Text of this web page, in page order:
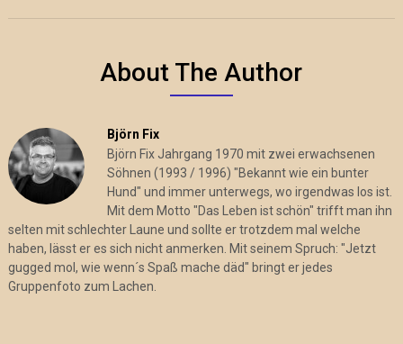
About The Author
Björn Fix
Björn Fix Jahrgang 1970 mit zwei erwachsenen
Söhnen (1993 / 1996) "Bekannt wie ein bunter
Hund" und immer unterwegs, wo irgendwas los ist.
Mit dem Motto "Das Leben ist schön" trifft man ihn
selten mit schlechter Laune und sollte er trotzdem mal welche
haben, lässt er es sich nicht anmerken. Mit seinem Spruch: "Jetzt
gugged mol, wie wenn´s Spaß mache däd" bringt er jedes
Gruppenfoto zum Lachen.